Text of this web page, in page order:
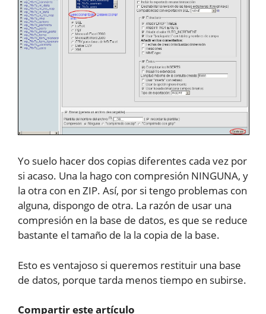
Yo suelo hacer dos copias diferentes cada vez por
si acaso. Una la hago con compresión NINGUNA, y
la otra con en ZIP. Así, por si tengo problemas con
alguna, dispongo de otra. La razón de usar una
compresión en la base de datos, es que se reduce
bastante el tamaño de la la copia de la base.
Esto es ventajoso si queremos restituir una base
de datos, porque tarda menos tiempo en subirse.
Compartir este artículo